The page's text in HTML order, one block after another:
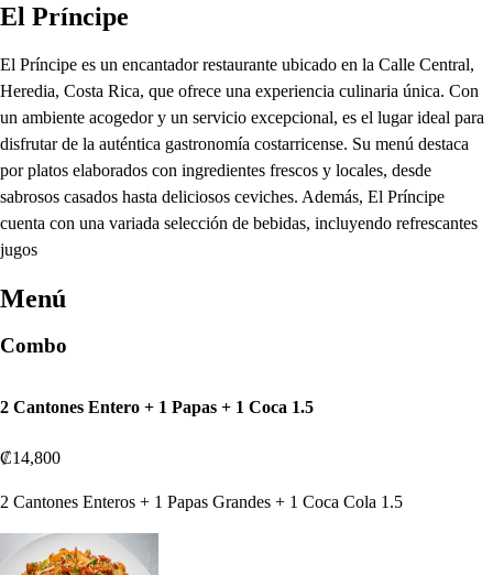
El Príncipe
El Príncipe es un encantador restaurante ubicado en la Calle Central,
Heredia, Costa Rica, que ofrece una experiencia culinaria única. Con
un ambiente acogedor y un servicio excepcional, es el lugar ideal para
disfrutar de la auténtica gastronomía costarricense. Su menú destaca
por platos elaborados con ingredientes frescos y locales, desde
sabrosos casados hasta deliciosos ceviches. Además, El Príncipe
cuenta con una variada selección de bebidas, incluyendo refrescantes
jugos
Menú
Combo
2 Cantones Entero + 1 Papas + 1 Coca 1.5
₡14,800
2 Cantones Enteros + 1 Papas Grandes + 1 Coca Cola 1.5